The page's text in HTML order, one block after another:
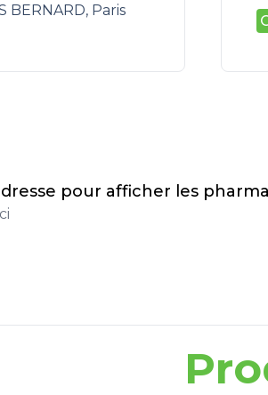
BERNARD, Paris
pour afficher les